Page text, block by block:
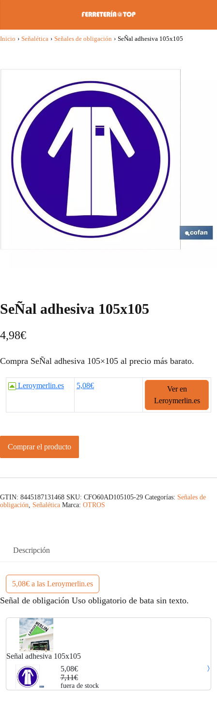
Inicio › Señalética › Señales de obligación › SeÑal adhesiva 105x105
SeÑal adhesiva 105x105
4,98€
Compra SeÑal adhesiva 105×105 al precio más barato.
Leroymerlin.es 5,08€
Ver en
Leroymerlin.es
Comprar el producto
GTIN: 8445187131468 SKU: CFO60AD105105-29 Categorías: Señales de
obligación, Señalética Marca: OTROS
Descripción
5,08€ a las Leroymerlin.es
Señal de obligación Uso obligatorio de bata sin texto.
Señal adhesiva 105x105
5,08€
7,11€
fuera de stock